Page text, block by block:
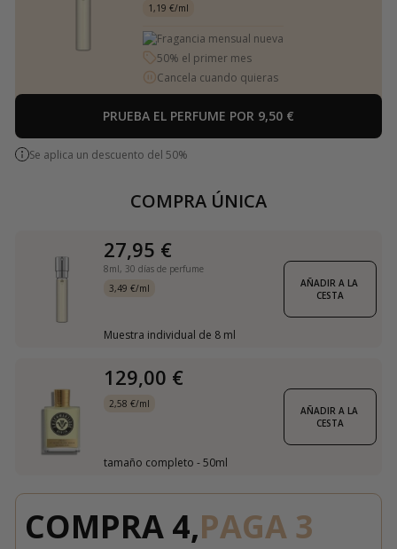
1,19 €/ml
Fragancia mensual nueva
50% el primer mes
Cancela cuando quieras
PRUEBA EL PERFUME POR 9,50 €
Se aplica un descuento del 50%
COMPRA ÚNICA
27,95 €
8ml, 30 días de perfume
3,49 €/ml
Muestra individual de 8 ml
AÑADIR A LA
CESTA
129,00 €
2,58 €/ml
tamaño completo - 50ml
AÑADIR A LA
CESTA
COMPRA 4,PAGA 3